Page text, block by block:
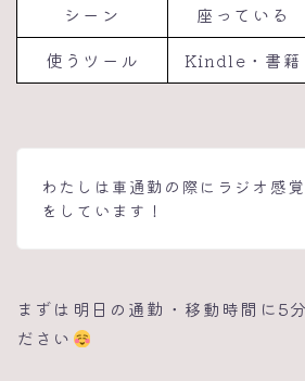
シーン 座っている
使うツール
Kindle・書籍
わたしは車通勤の際にラジオ感
をしています！
まずは明日の通勤・移動時間に5
ださい